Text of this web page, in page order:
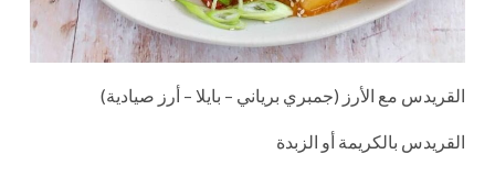
القريدس مع الأرز (جمبري برياني – بايلا – أرز صيادية)
القريدس بالكريمة أو الزبدة